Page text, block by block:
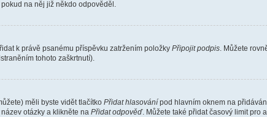
na něj již někdo odpověděl.
k právě psanému příspěvku zatržením položky Připojit podpis. Můžete
tohoto zaškrtnutí).
měli byste vidět tlačítko Přidat hlasování pod hlavním oknem na
otázky a klikněte na Přidat odpověď. Můžete také přidat časový limit pro